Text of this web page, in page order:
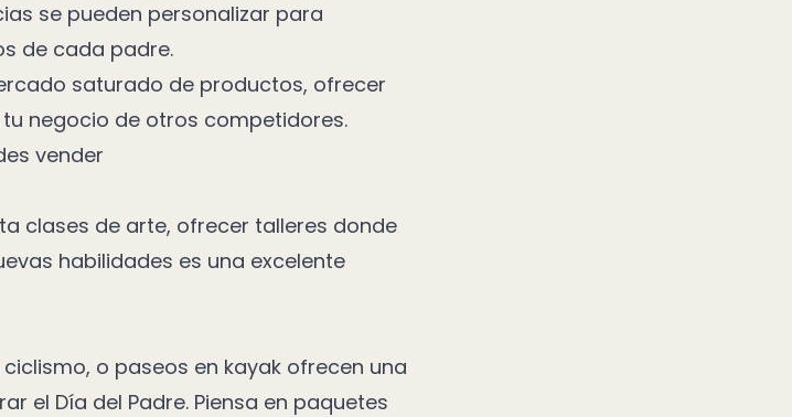
se pueden personalizar para
de cada padre.
saturado de productos, ofrecer
negocio de otros competidores.
vender
clases de arte, ofrecer talleres donde
habilidades es una excelente
o paseos en kayak ofrecen una
el Día del Padre. Piensa en paquetes